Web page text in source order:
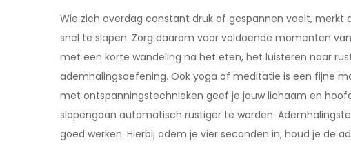
Wie zich overdag constant druk of gespannen voelt, merkt
snel te slapen. Zorg daarom voor voldoende momenten
met een korte wandeling na het eten, het luisteren naar
ademhalingsoefening. Ook yoga of meditatie is een fijne
met ontspanningstechnieken geef je jouw lichaam en
slapengaan automatisch rustiger te worden.
goed werken. Hierbij adem je vier seconden in, houd je de